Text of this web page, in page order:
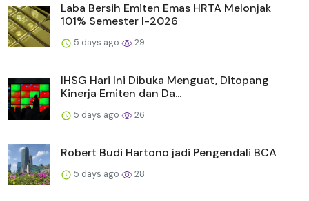
Laba Bersih Emiten Emas HRTA Melonjak
101% Semester I-2026
5 days ago 29
IHSG Hari Ini Dibuka Menguat, Ditopang
Kinerja Emiten dan Da...
5 days ago 26
Robert Budi Hartono jadi Pengendali BCA
5 days ago 28